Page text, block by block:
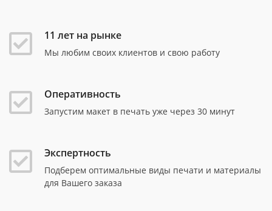
11 лет на рынке
Мы любим своих клиентов и свою работу
Оперативность
Запустим макет в печать уже через 30 минут
Экспертность
Подберем оптимальные виды печати и материалы
для Вашего заказа